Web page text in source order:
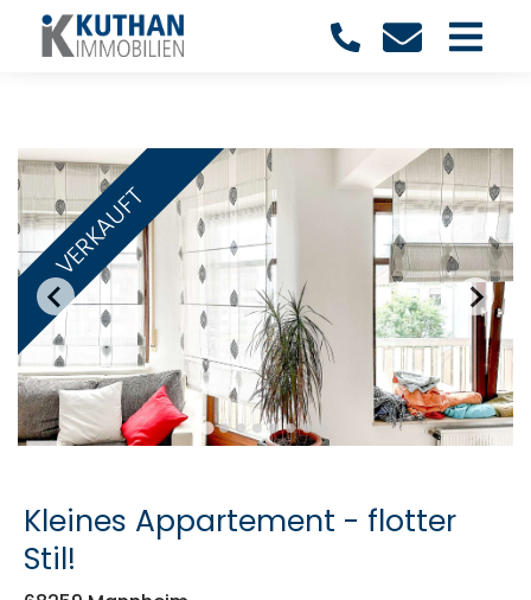
VERKAUFT
Kleines Appartement - flotter
Stil!